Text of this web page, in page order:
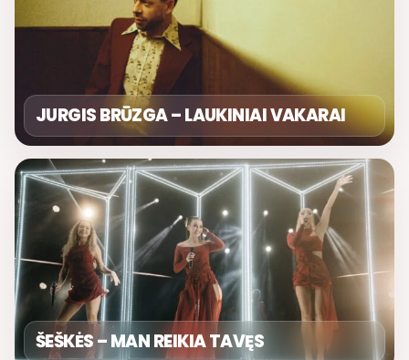
JURGIS BRŪZGA – LAUKINIAI VAKARAI
ŠEŠKĖS – MAN REIKIA TAVĘS